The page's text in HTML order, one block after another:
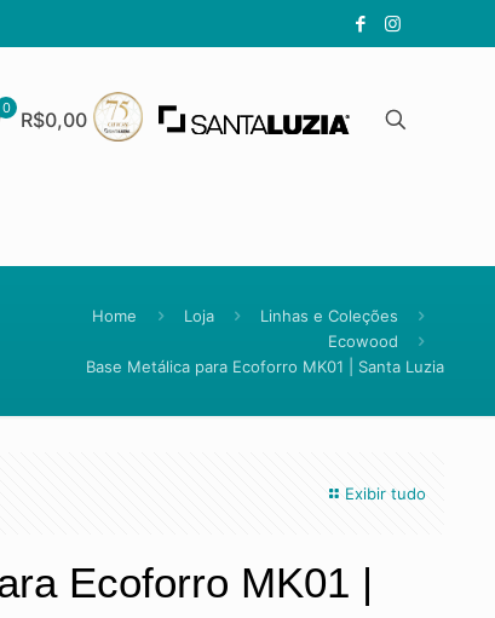
0 R$0,00
Home Loja
Linhas e Coleções
Ecowood
Base Metálica para Ecoforro MK01 | Santa Luzia
Exibir tudo
Ecoforro MK01 |